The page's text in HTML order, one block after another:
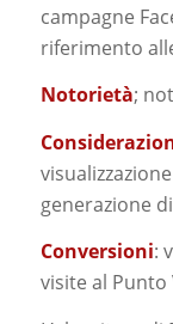
campagne
riferimento
Notorietà;
generazione
Conversioni:
visite al Punto